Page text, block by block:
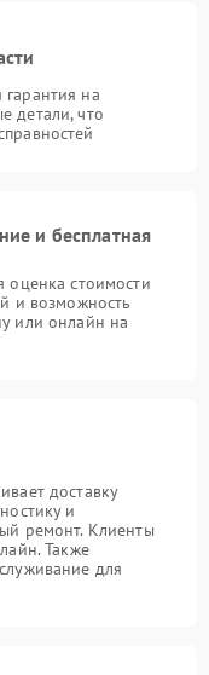
на
детали, что
и бесплатная
оценка стоимости
и возможность
или онлайн на
доставку
и
ремонт. Клиенты
Также
для